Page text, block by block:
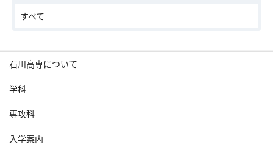
すべて
石川高専について
学科
専攻科
入学案内